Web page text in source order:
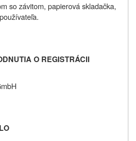
so závitom, papierová skladačka,
O REGISTRÁCII